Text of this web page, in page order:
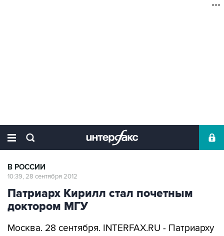
В РОССИИ
10:39, 28 сентября 2012
Патриарх Кирилл стал почетным
доктором МГУ
Москва. 28 сентября. INTERFAX.RU - Патриарху